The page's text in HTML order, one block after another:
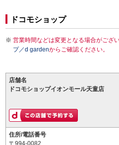
ドコモショップ
営業時間などは変更となる場合がござ
プ／d gardenからご確認ください。
店舗名
ドコモショップイオンモール天童店
住所/電話番号
〒994-0082